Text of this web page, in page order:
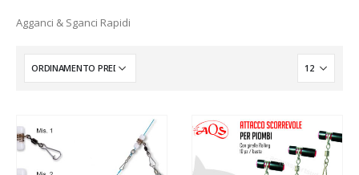
Agganci & Sganci Rapidi